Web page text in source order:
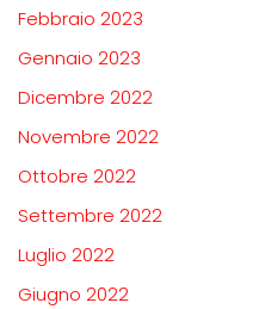
Febbraio 2023
Gennaio 2023
Dicembre 2022
Novembre 2022
Ottobre 2022
Settembre 2022
Luglio 2022
Giugno 2022